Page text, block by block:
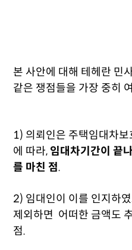
본 사안에 대해 테헤란 민
같은 쟁점들을 가장 중히
1) 의뢰인은 주택임대차
에 따라, 임대차기간이 끝
를 마친 점.
2) 임대인이 이를 인지하
제외하면 어떠한 금액도
점.